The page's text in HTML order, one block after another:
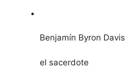
Benjamín Byron Davis
el sacerdote